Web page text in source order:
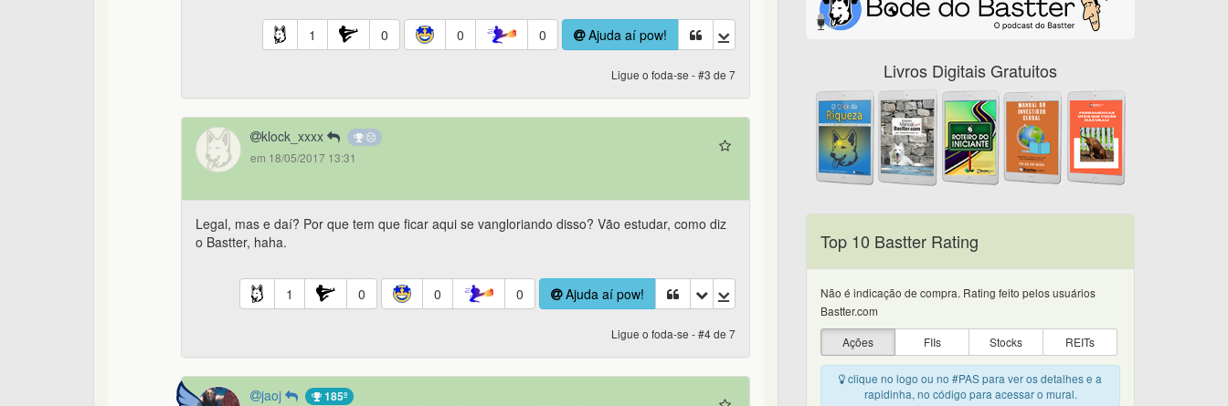
1 0 0 0 Ajuda aí pow!
Ligue o foda-se - #3 de 7
klock_xxxx
em 18/05/2017 13:31
Legal, mas e daí? Por que tem que ficar aqui se vangloriando disso? Vão estudar, como diz
o Bastter, haha.
1 0 0 0 Ajuda aí pow!
Ligue o foda-se - #4 de 7
jaoj 185º
Livros Digitais Gratuitos
Top 10 Bastter Rating
Não é indicação de compra. Rating feito pelos usuários
Bastter.com
Ações
FIIs Stocks REITs
clique no logo ou no #PAS para ver os detalhes e a
rapidinha, no código para acessar o mural.